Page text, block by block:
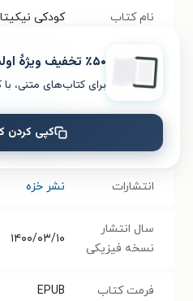
نام کتاب کودکی نیکیتا
موضوع داستان
نویسنده
انتشارات نشر خزه
سال انتشار
نسخه فیزیکی
۱۴۰۰/۰۳/۱۰
فرمت کتاب EPUB
٪۵۰ تخفیف ویژۀ اولین خرید
برای کتاب‌های متنی، با
کپی کردن